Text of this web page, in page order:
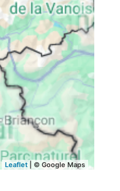
21:34
21:32
21:30
21:28
21:26
21:24
Leaflet | © Google Maps